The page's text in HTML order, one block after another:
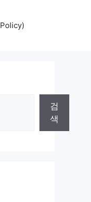
검
색